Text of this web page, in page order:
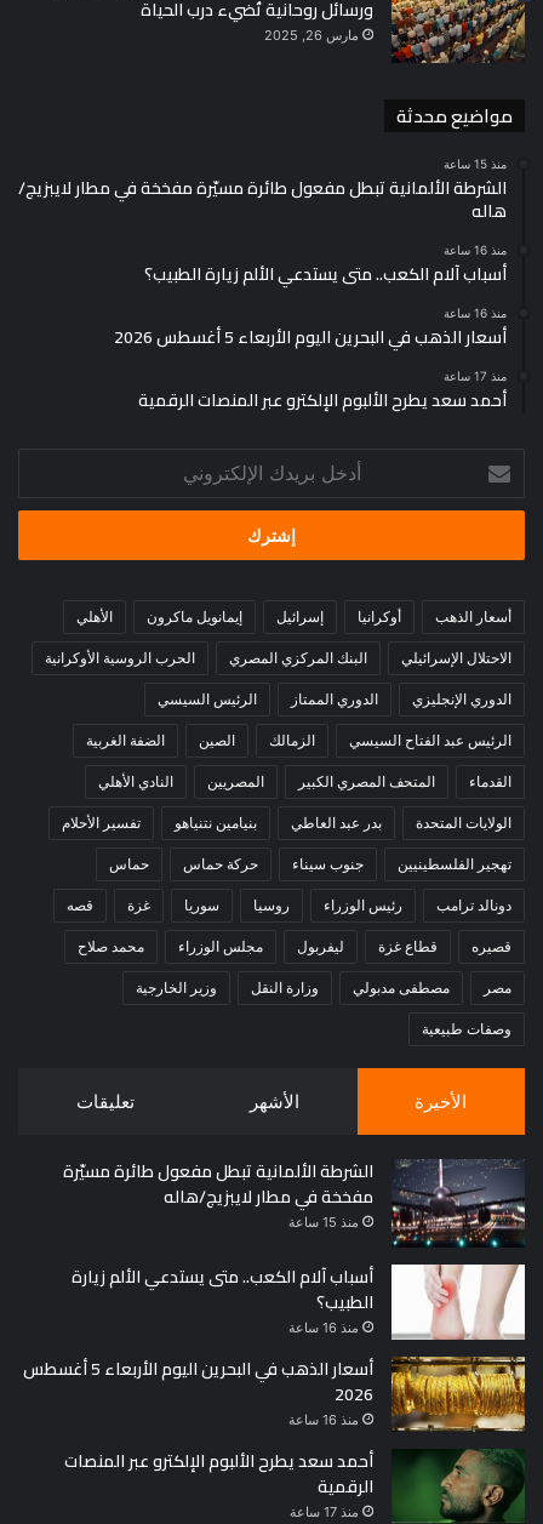
ورسائل روحانية تُضيء درب الحياة
مارس 26, 2025
مواضيع محدثة
منذ 15 ساعة
الشرطة الألمانية تبطل مفعول طائرة مسيّرة مفخخة في مطار لايبزيج/
هاله
منذ 16 ساعة
أسباب آلام الكعب.. متى يستدعي الألم زيارة الطبيب؟
منذ 16 ساعة
أسعار الذهب في البحرين اليوم الأربعاء 5 أغسطس 2026
منذ 17 ساعة
أحمد سعد يطرح الألبوم الإلكترو عبر المنصات الرقمية
بريدك
الإلكتروني
أسعار الذهب أوكرانيا إسرائيل إيمانويل ماكرون الأهلي
الاحتلال الإسرائيلي البنك المركزي المصري الحرب الروسية الأوكرانية
الدوري الإنجليزي الدوري الممتاز الرئيس السيسي
الرئيس عبد الفتاح السيسي الزمالك الصين الضفة الغربية
القدماء المتحف المصري الكبير المصريين النادي الأهلي
الولايات المتحدة بدر عبد العاطي بنيامين نتنياهو تفسير الأحلام
تهجير الفلسطينيين جنوب سيناء حركة حماس حماس
دونالد ترامب رئيس الوزراء روسيا سوريا غزة قصه
قصيره قطاع غزة ليفربول مجلس الوزراء محمد صلاح
مصر مصطفى مدبولي وزارة النقل وزير الخارجية
وصفات طبيعية
الأخيرة الأشهر تعليقات
الشرطة الألمانية تبطل مفعول طائرة مسيّرة
مفخخة في مطار لايبزيج/هاله
منذ 15 ساعة
أسباب آلام الكعب.. متى يستدعي الألم زيارة
الطبيب؟
منذ 16 ساعة
أسعار الذهب في البحرين اليوم الأربعاء 5 أغسطس
2026
منذ 16 ساعة
أحمد سعد يطرح الألبوم الإلكترو عبر المنصات
الرقمية
منذ 17 ساعة